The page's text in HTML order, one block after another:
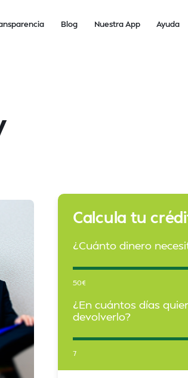
Blog Nuestra App Ayuda
Calcula tu
¿Cuánto dinero
50€
¿En cuántos días
devolverlo?
7